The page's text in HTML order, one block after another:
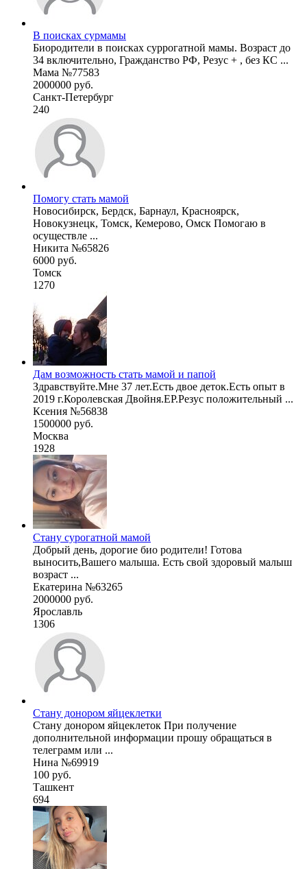
В поисках сурмамы
Биородители в поисках суррогатной мамы. Возраст до
34 включительно, Гражданство РФ, Резус + , без КС ...
Мама №77583
2000000 руб.
Санкт-Петербург
240
Помогу стать мамой
Новосибирск, Бердск, Барнаул, Красноярск,
Новокузнецк, Томск, Кемерово, Омск Помогаю в
осуществле ...
Никита №65826
6000 руб.
Томск
1270
Дам возможность стать мамой и папой
Здравствуйте.Мне 37 лет.Есть двое деток.Есть опыт в
2019 г.Королевская Двойня.ЕР.Резус положительный ...
Ксения №56838
1500000 руб.
Москва
1928
Стану сурогатной мамой
Добрый день, дорогие био родители! Готова
выносить,Вашего малыша. Есть свой здоровый малыш
возраст ...
Екатерина №63265
2000000 руб.
Ярославль
1306
Стану донором яйцеклетки
Стану донором яйцеклеток При получение
дополнительной информации прошу обращаться в
телеграмм или ...
Нина №69919
100 руб.
Ташкент
694